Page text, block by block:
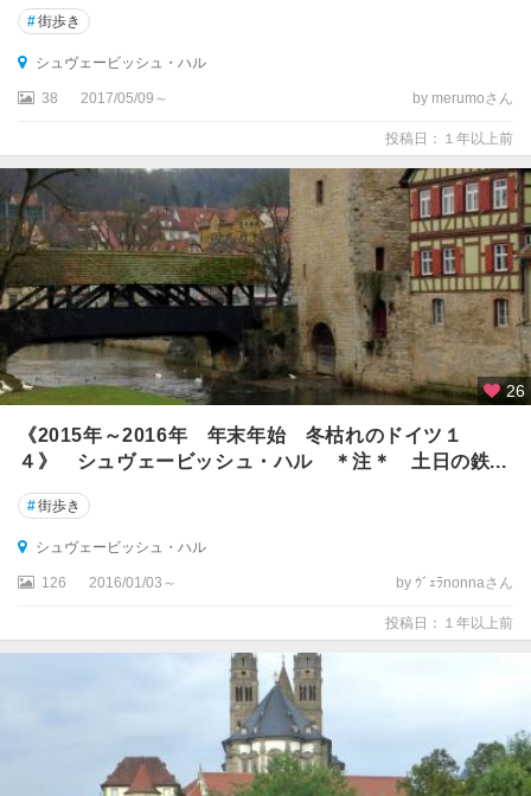
キ
ー
ル
ン
ゲ
ン
ク
ル
バ
ッ
ク
ク
リ
ゲ
#街歩き
シュヴェービッシュ・ハル
38 2017/05/09～ by merumoさん
投稿日：１年以上前
26
《2015年～2016年 年末年始 冬枯れのドイツ１
４》 シュヴェービッシュ・ハル ＊注＊ 土日の鉄...
#街歩き
シュヴェービッシュ・ハル
126 2016/01/03～ by ｳﾞｪﾗnonnaさん
投稿日：１年以上前